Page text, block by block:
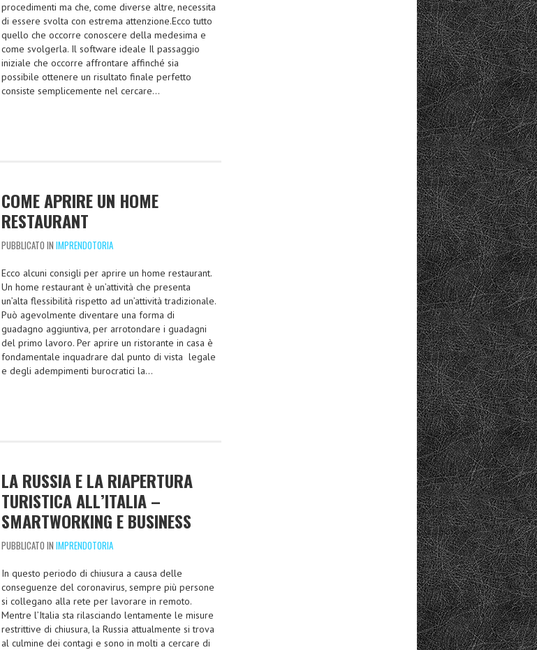
procedimenti ma che, come diverse altre, necessita
di essere svolta con estrema attenzione.Ecco tutto
quello che occorre conoscere della medesima e
come svolgerla. Il software ideale Il passaggio
iniziale che occorre affrontare affinché sia
possibile ottenere un risultato finale perfetto
consiste semplicemente nel cercare…
COME APRIRE UN HOME
RESTAURANT
PUBBLICATO IN IMPRENDOTORIA
Ecco alcuni consigli per aprire un home restaurant.
Un home restaurant è un’attività che presenta
un’alta flessibilità rispetto ad un’attività tradizionale.
Può agevolmente diventare una forma di
guadagno aggiuntiva, per arrotondare i guadagni
del primo lavoro. Per aprire un ristorante in casa è
fondamentale inquadrare dal punto di vista legale
e degli adempimenti burocratici la…
LA RUSSIA E LA RIAPERTURA
TURISTICA ALL’ITALIA –
SMARTWORKING E BUSINESS
PUBBLICATO IN IMPRENDOTORIA
In questo periodo di chiusura a causa delle
conseguenze del coronavirus, sempre più persone
si collegano alla rete per lavorare in remoto.
Mentre l’Italia sta rilasciando lentamente le misure
restrittive di chiusura, la Russia attualmente si trova
al culmine dei contagi e sono in molti a cercare di